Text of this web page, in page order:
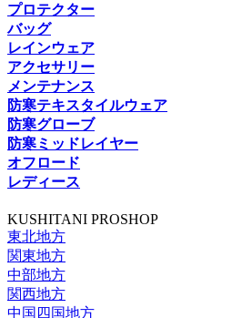
プロテクター
バッグ
レインウェア
アクセサリー
メンテナンス
防寒テキスタイルウェア
防寒グローブ
防寒ミッドレイヤー
オフロード
レディース
KUSHITANI PROSHOP
東北地方
関東地方
中部地方
関西地方
中国四国地方